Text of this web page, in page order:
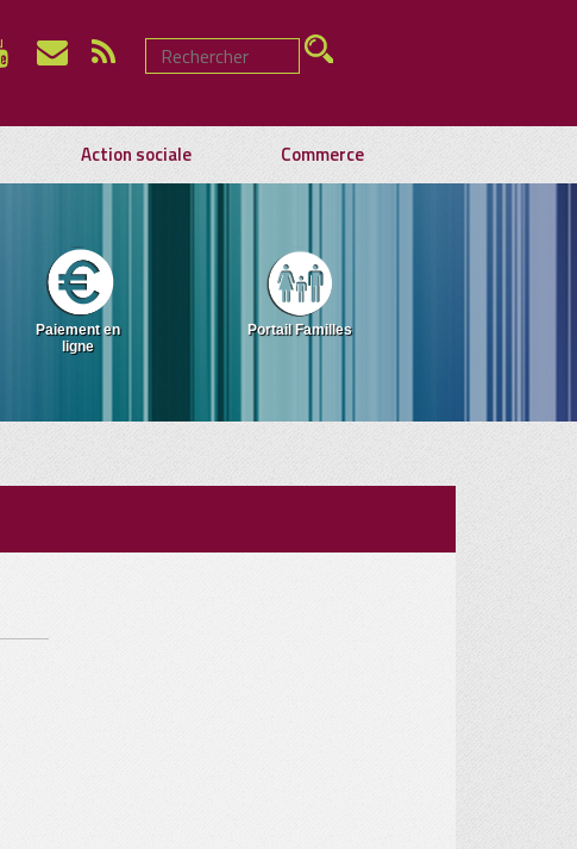
Action sociale Commerce
Paiement en
ligne
Portail Familles